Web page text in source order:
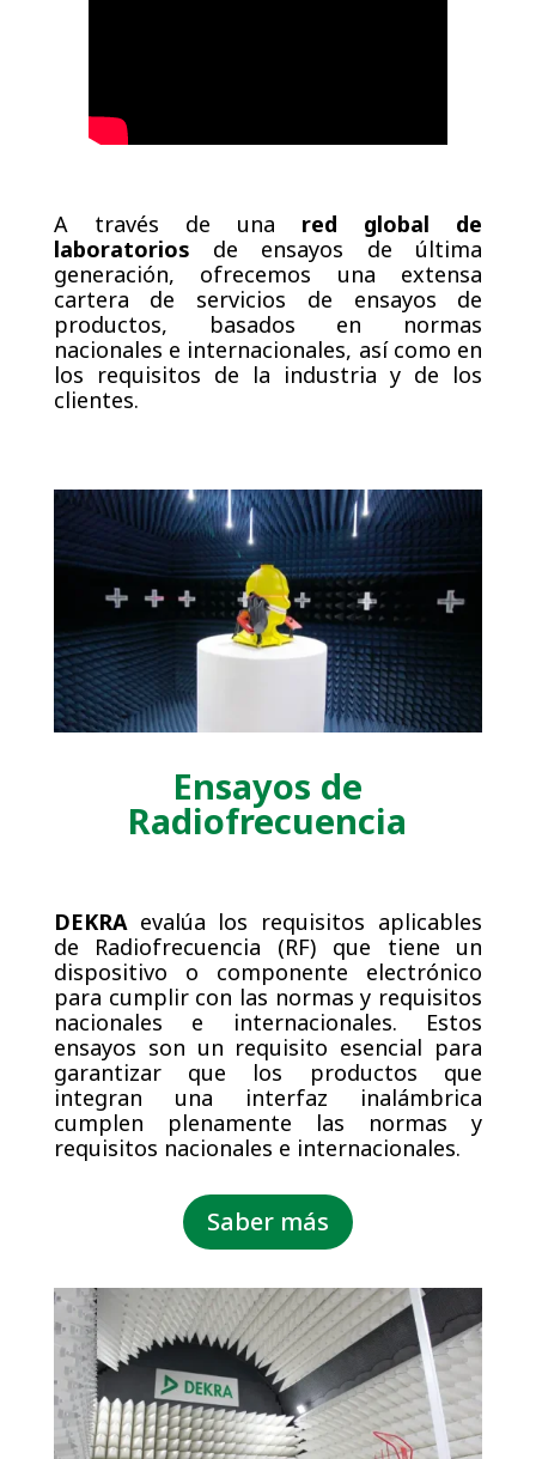
A través de una red global de
laboratorios de ensayos de última
generación, ofrecemos una extensa
cartera de servicios de ensayos de
productos, basados en normas
nacionales e internacionales, así como en
los requisitos de la industria y de los
clientes.
Ensayos de
Radiofrecuencia
DEKRAevalúa los requisitos aplicables
de Radiofrecuencia (RF) que tiene un
dispositivo o componente electrónico
para cumplir con las normas y requisitos
nacionales e internacionales. Estos
ensayos son un requisito esencial para
garantizar que los productos que
integran una interfaz inalámbrica
cumplen plenamente las normas y
requisitos nacionales e internacionales.
Saber más